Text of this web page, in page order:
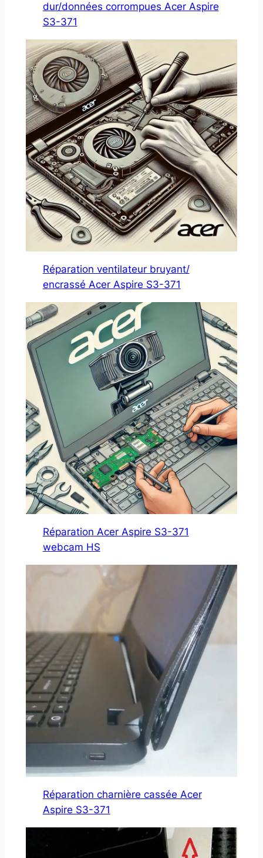
dur/données corrompues Acer Aspire
S3-371
Réparation ventilateur bruyant/
encrassé Acer Aspire S3-371
Réparation Acer Aspire S3-371
webcam HS
Réparation charnière cassée Acer
Aspire S3-371